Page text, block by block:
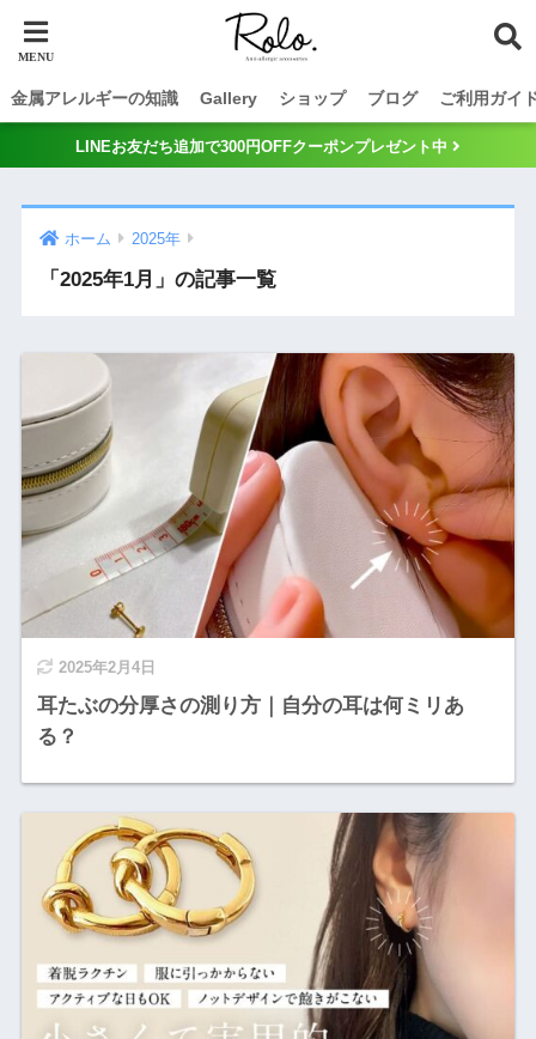
金属アレルギーの知識 Gallery ショップ ブログ ご利用ガイ
LINEお友だち追加で300円OFFクーポンプレゼント中
ホーム 2025年
「2025年1月」の記事一覧
2025年2月4日
耳たぶの分厚さの測り方｜自分の耳は何ミリあ
る？